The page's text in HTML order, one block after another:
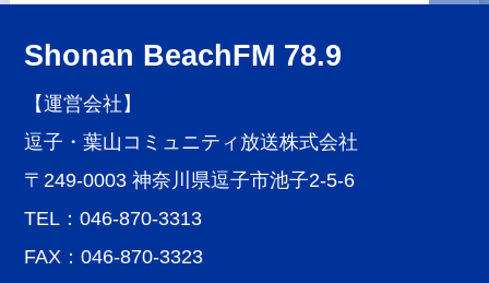
Shonan BeachFM 78.9
【運営会社】
逗子・葉山コミュニティ放送株式会社
〒249-0003 神奈川県逗子市池子2-5-6
TEL：046-870-3313
FAX：046-870-3323